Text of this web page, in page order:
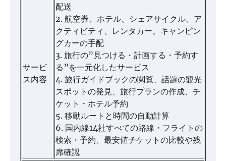
サービ
ス内容
配送
2. 航空券、ホテル、シェアサイクル、ア
クティビティ、レンタカー、キャンピン
グカーの手配
3. 旅行の”見つける・計画する・予約す
る”を一元化したサービス
4. 旅行ガイドブックの閲覧、話題の観光
スポットの発見、旅行プランの作成、チ
ケット・ホテル予約
5. 移動ルートと時間の自動計算
6. 国内線14社すべての路線・フライトの
検索・予約、最安値チケットの比較や残
席確認